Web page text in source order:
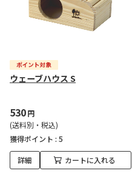
ウェーブハウス S
530円
(送料別・税込)
獲得ポイント : 5
詳細 カートに入れる